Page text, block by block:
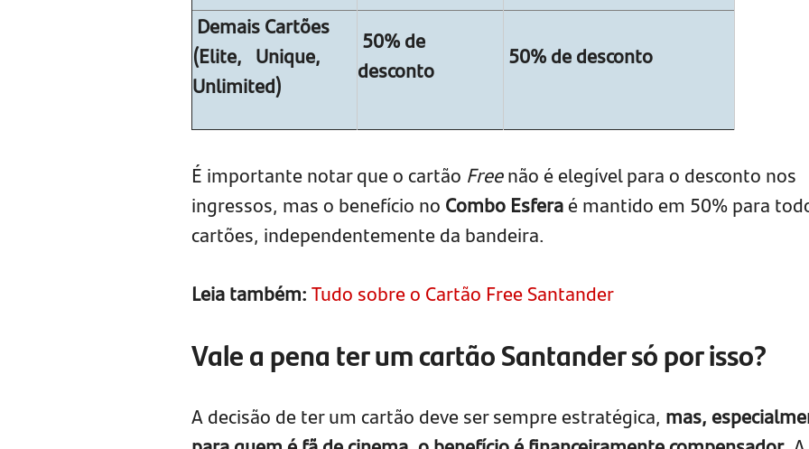
Demais Cartões
(Elite, Unique,
Unlimited)
50% de
desconto
50% de desconto
É importante notar que o cartão Freenão é elegível para o desconto nos
ingressos, mas o benefício no Combo Esferaé mantido em 50% para
cartões, independentemente da bandeira.
Leia também:Tudo sobre o Cartão Free Santander
Vale a pena ter um cartão Santander só por isso?
A decisão de ter um cartão deve ser sempre estratégica, mas,